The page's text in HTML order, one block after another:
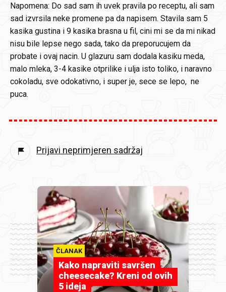
Napomena: Do sad sam ih uvek pravila po receptu, ali sam
sad izvrsila neke promene pa da napisem. Stavila sam 5
kasika gustina i 9 kasika brasna u fil, cini mi se da mi nikad
nisu bile lepse nego sada, tako da preporucujem da
probate i ovaj nacin. U glazuru sam dodala kasiku meda,
malo mleka, 3-4 kasike otprilike i ulja isto toliko, i naravno
cokoladu, sve odokativno, i super je, sece se lepo, ne
puca.
Prijavi neprimjeren sadržaj
ČLANAK
Kako napraviti savršen
cheesecake? Kreni od ovih
5 ideja